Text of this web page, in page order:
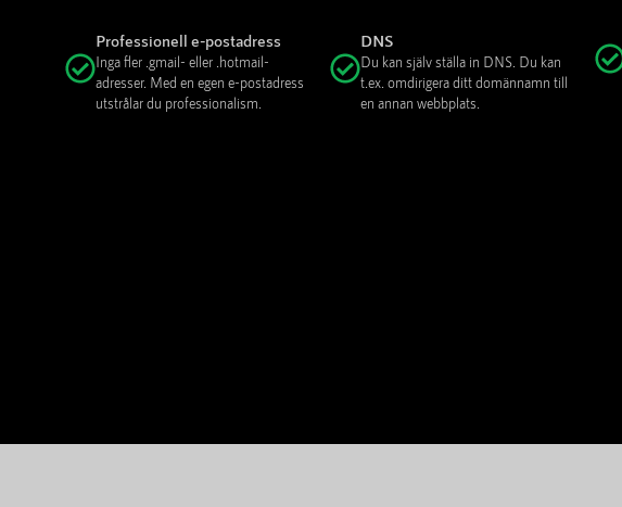
Professionell e-postadress
Inga fler .gmail- eller .hotmail-
adresser. Med en egen e-postadress
utstrålar du professionalism.
DNS
Du kan själv ställa in DNS. Du kan
t.ex. omdirigera ditt domännamn till
en annan webbplats.